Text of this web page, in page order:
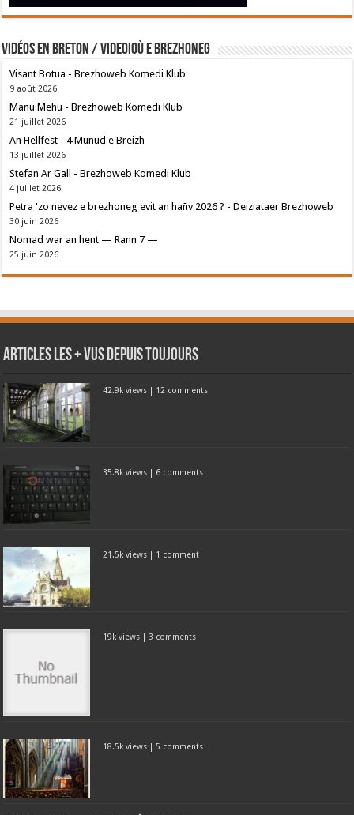
Vidéos en breton / Videoioù e brezhoneg
Visant Botua - Brezhoweb Komedi Klub
9 août 2026
Manu Mehu - Brezhoweb Komedi Klub
21 juillet 2026
An Hellfest - 4 Munud e Breizh
13 juillet 2026
Stefan Ar Gall - Brezhoweb Komedi Klub
4 juillet 2026
Petra 'zo nevez e brezhoneg evit an hañv 2026 ? - Deiziataer Brezhoweb
30 juin 2026
Nomad war an hent — Rann 7 —
25 juin 2026
Articles les + vus depuis toujours
42.9k views 12 comments
35.8k views 6 comments
21.5k views 1 comment
19k views 3 comments
18.5k views |5 comments